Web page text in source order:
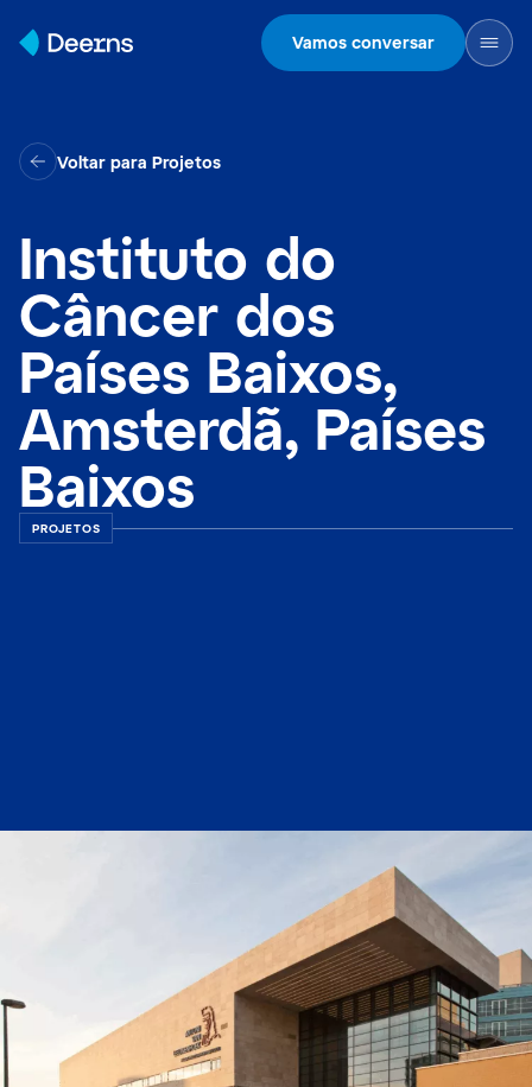
Vamos conversar
Voltar para Projetos
Instituto do
Câncer dos
Países Baixos,
Amsterdã, Países
Baixos
PROJETOS